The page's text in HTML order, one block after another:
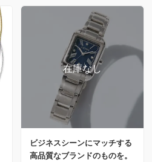
ビジネスシーンにマッチする
高品質なブランドのものを。